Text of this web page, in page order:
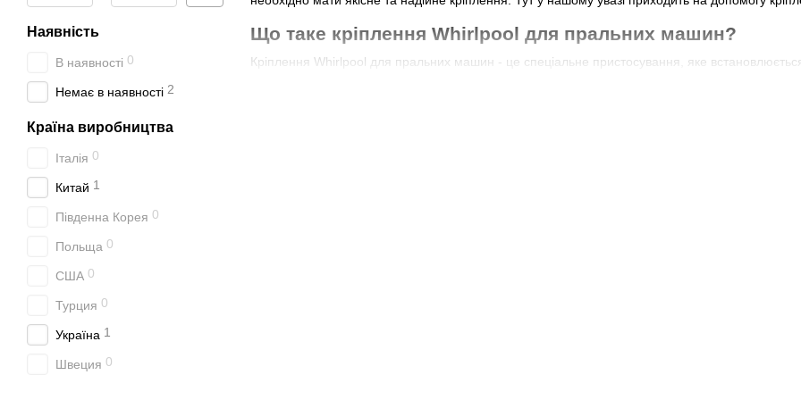
Що таке кріплення Whirlpool для пральних машин?
Кріплення Whirlpool для пральних машин - це спеціальне пристосування, яке
Наявність
В наявності 0
Немає в наявності 2
Країна виробництва
Італія 0
Китай 1
Південна Корея 0
Польща 0
США 0
Турция 0
Україна 1
Швеция 0